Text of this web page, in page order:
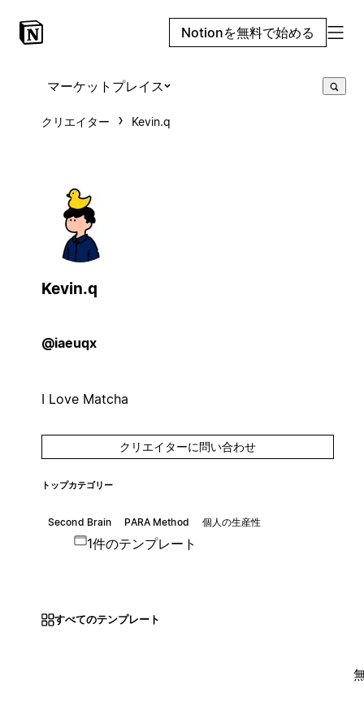
Notionを無料で始める
マーケットプレイス
クリエイター Kevin.q
Kevin.q
@iaeuqx
I Love Matcha
クリエイターに問い合わせ
トップカテゴリー
Second Brain PARA Method 個人の生産性
1件のテンプレート
すべてのテンプレート